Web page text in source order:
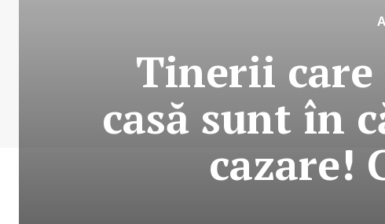
Tinerii care
casă sunt în
cazare!